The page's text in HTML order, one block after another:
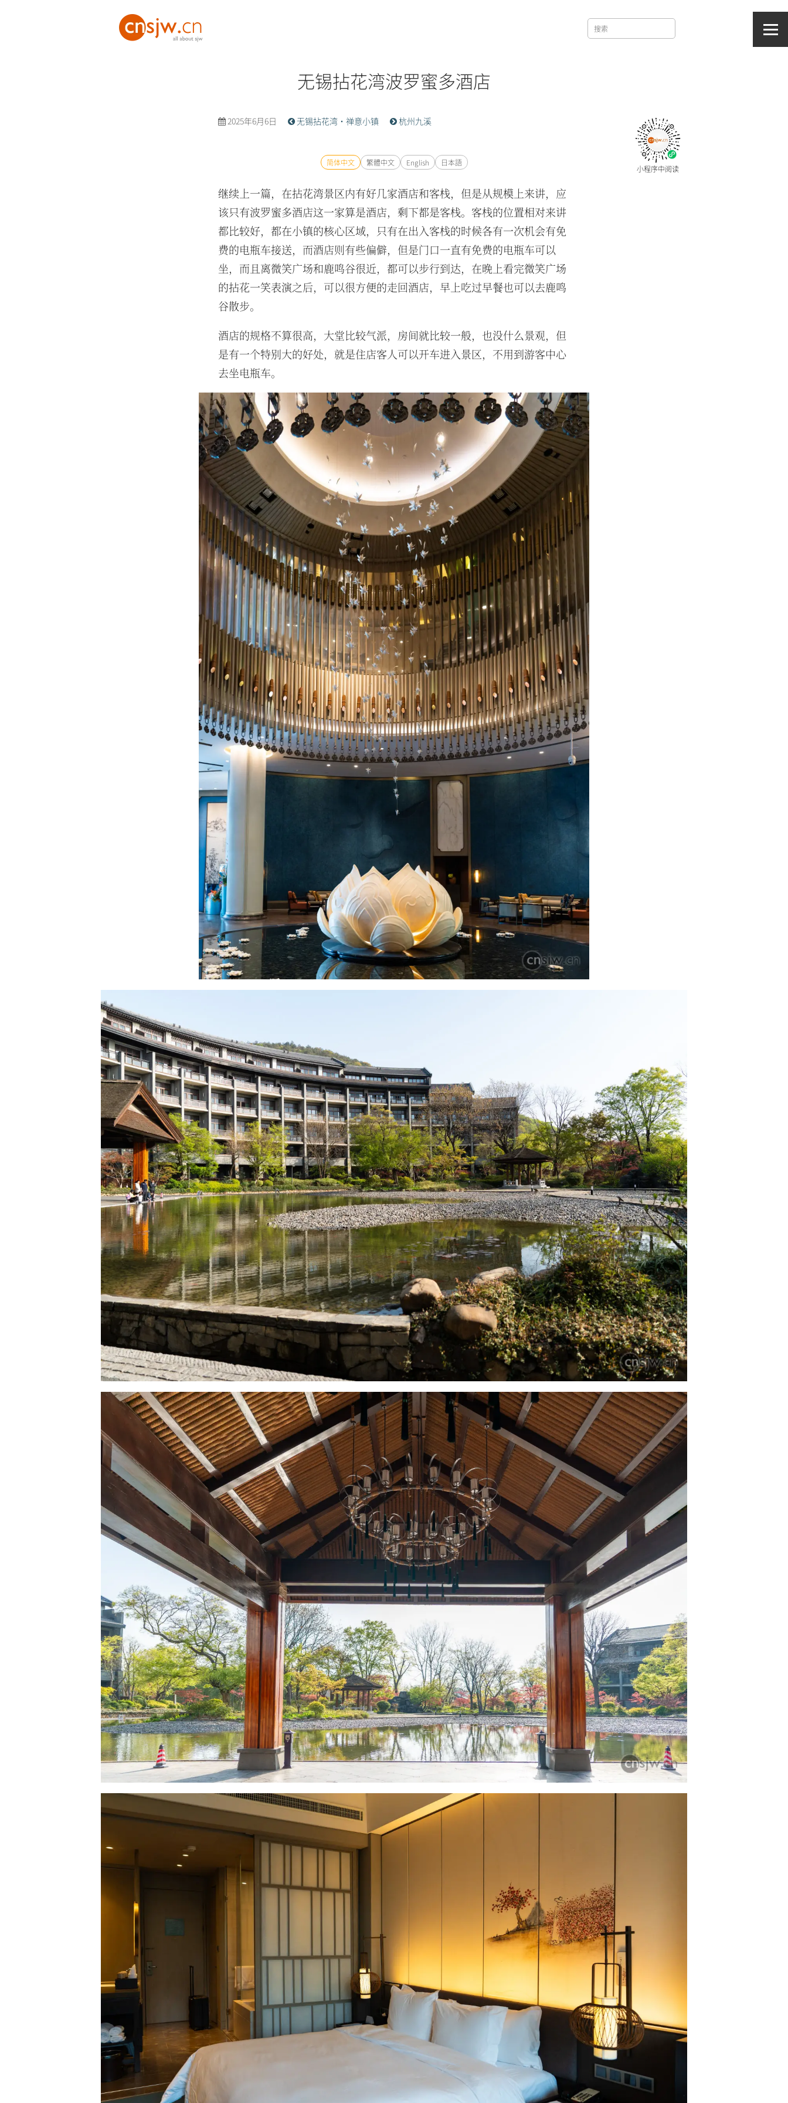
无锡拈花湾波罗蜜多酒店
2025年6月6日 无锡拈花湾·禅意小镇 杭州九溪
小程序中阅读
简体中文 繁體中文 English 日本語
继续上一篇，在拈花湾景区内有好几家酒店和客栈，但是从规模上来讲，应
该只有波罗蜜多酒店这一家算是酒店，剩下都是客栈。客栈的位置相对来讲
都比较好，都在小镇的核心区域，只有在出入客栈的时候各有一次机会有免
费的电瓶车接送，而酒店则有些偏僻，但是门口一直有免费的电瓶车可以
坐，而且离微笑广场和鹿鸣谷很近，都可以步行到达，在晚上看完微笑广场
的拈花一笑表演之后，可以很方便的走回酒店，早上吃过早餐也可以去鹿鸣
谷散步。
酒店的规格不算很高，大堂比较气派，房间就比较一般，也没什么景观，但
是有一个特别大的好处，就是住店客人可以开车进入景区，不用到游客中心
去坐电瓶车。